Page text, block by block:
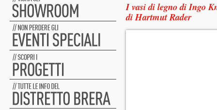
I vasi di legno di Ingo
di Hartmut Rader